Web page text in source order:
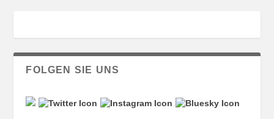
FOLGEN SIE UNS